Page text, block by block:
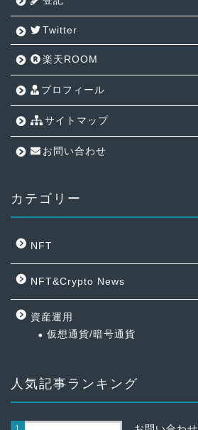
Twitter
楽天ROOM
プロフィール
サイトマップ
お問い合わせ
カテゴリー
NFT
NFT&Crypto News
資産運用
仮想通貨/暗号通貨
人気記事ランキング
1